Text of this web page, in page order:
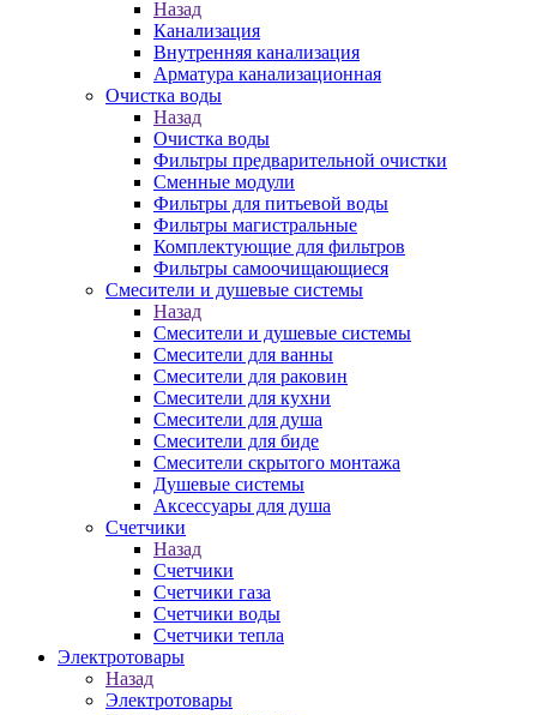
Назад
Канализация
Внутренняя канализация
Арматура канализационная
Очистка воды
Назад
Очистка воды
Фильтры предварительной очистки
Сменные модули
Фильтры для питьевой воды
Фильтры магистральные
Комплектующие для фильтров
Фильтры самоочищающиеся
Смесители и душевые системы
Назад
Смесители и душевые системы
Смесители для ванны
Смесители для раковин
Смесители для кухни
Смесители для душа
Смесители для биде
Смесители скрытого монтажа
Душевые системы
Аксессуары для душа
Счетчики
Назад
Счетчики
Счетчики газа
Счетчики воды
Счетчики тепла
Электротовары
Назад
Электротовары